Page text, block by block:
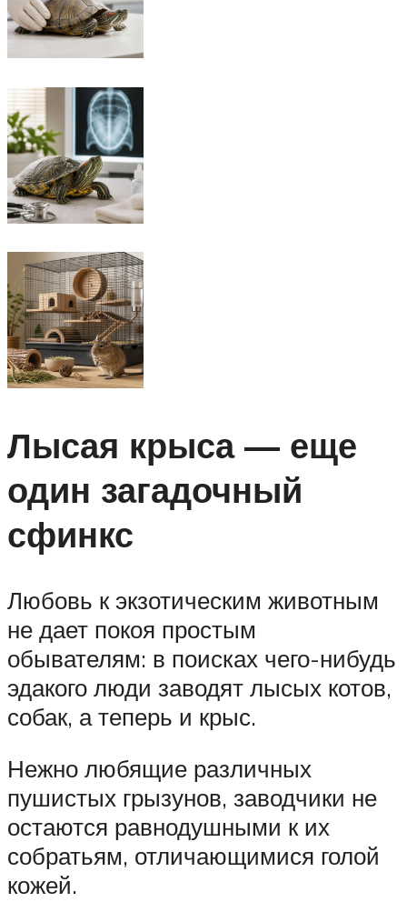
Лысая крыса — еще
один загадочный
сфинкс
Любовь к экзотическим животным
не дает покоя простым
обывателям: в поисках чего-нибудь
эдакого люди заводят лысых котов,
собак, а теперь и крыс.
Нежно любящие различных
пушистых грызунов, заводчики не
остаются равнодушными к их
собратьям, отличающимися голой
кожей.